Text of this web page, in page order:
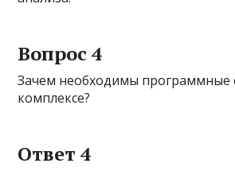
Вопрос 4
Зачем необходимы программные
комплексе?
Ответ 4